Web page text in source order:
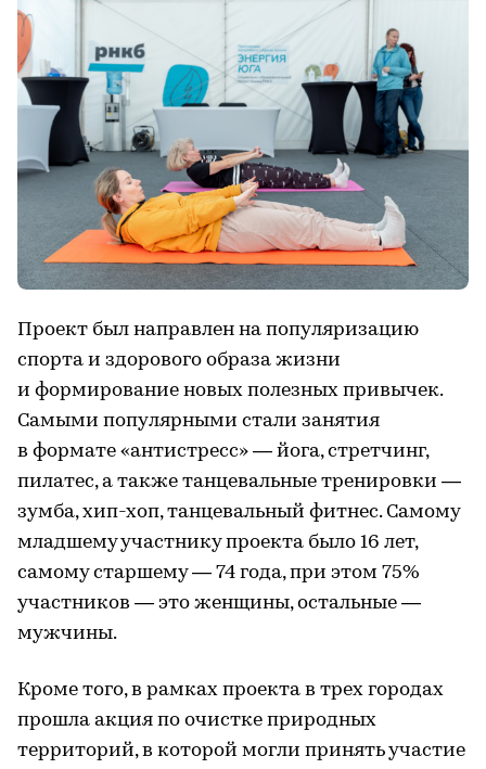
Проект был направлен на популяризацию
спорта и здорового образа жизни
и формирование новых полезных привычек.
Самыми популярными стали занятия
в формате «антистресс» — йога, стретчинг,
пилатес, а также танцевальные тренировки —
зумба, хип-хоп, танцевальный фитнес. Самому
младшему участнику проекта было 16 лет,
самому старшему — 74 года, при этом 75%
участников — это женщины, остальные —
мужчины.
Кроме того, в рамках проекта в трех городах
прошла акция по очистке природных
территорий, в которой могли принять участие